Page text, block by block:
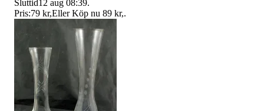
Sluttid12 aug 08:39.
Pris:79 kr,Eller Köp nu 89 kr,.